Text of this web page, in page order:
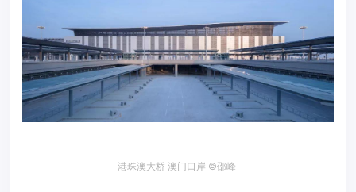
港珠澳大桥 澳门口岸 ©邵峰